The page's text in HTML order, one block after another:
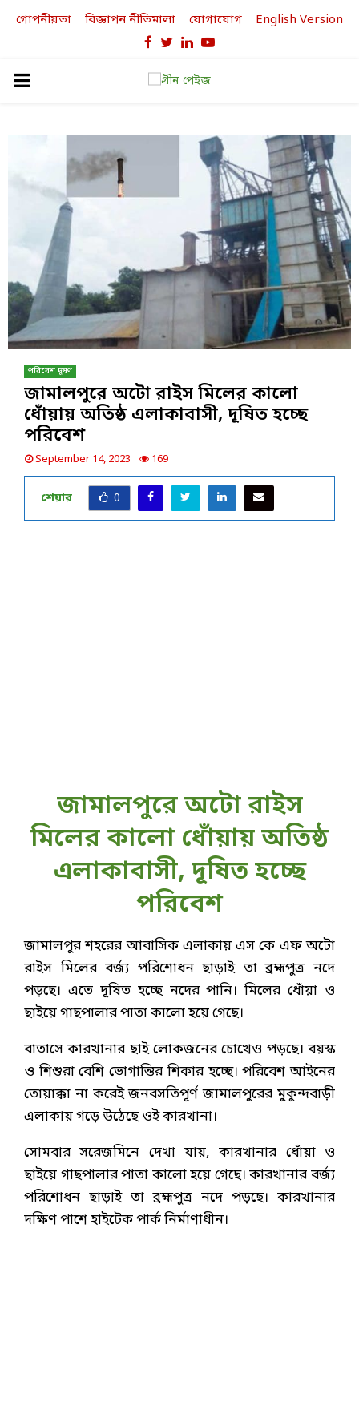
গোপনীয়তা বিজ্ঞাপন নীতিমালা যোগাযোগ English Version
Facebook
TwitterLinkedinYoutube
PRIMARY
পরিবেশ দূষণ
জামালপুরে অটো রাইস মিলের কালো
ধোঁয়ায় অতিষ্ঠ এলাকাবাসী, দূষিত হচ্ছে
পরিবেশ
September 14, 2023 169
শেয়ার 0
জামালপুরে অটো রাইস
মিলের কালো ধোঁয়ায় অতিষ্ঠ
এলাকাবাসী, দূষিত হচ্ছে
পরিবেশ
জামালপুর শহরের আবাসিক এলাকায় এস কে এফ অটো
রাইস মিলের বর্জ্য পরিশোধন ছাড়াই তা ব্রহ্মপুত্র নদে
পড়ছে। এতে দূষিত হচ্ছে নদের পানি। মিলের ধোঁয়া ও
ছাইয়ে গাছপালার পাতা কালো হয়ে গেছে।
বাতাসে কারখানার ছাই লোকজনের চোখেও পড়ছে। বয়স্ক
ও শিশুরা বেশি ভোগান্তির শিকার হচ্ছে। পরিবেশ আইনের
তোয়াক্কা না করেই জনবসতিপূর্ণ জামালপুরের মুকুন্দবাড়ী
এলাকায় গড়ে উঠেছে ওই কারখানা।
সোমবার সরেজমিনে দেখা যায়, কারখানার ধোঁয়া ও
ছাইয়ে গাছপালার পাতা কালো হয়ে গেছে। কারখানার বর্জ্য
পরিশোধন ছাড়াই তা ব্রহ্মপুত্র নদে পড়ছে। কারখানার
দক্ষিণ পাশে হাইটেক পার্ক নির্মাণাধীন।